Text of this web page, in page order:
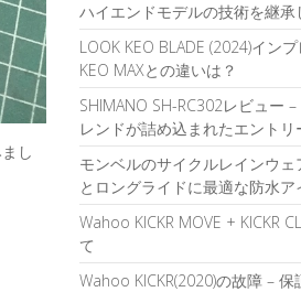
し
ハイエンドモデルの技術を継承
LOOK KEO BLADE (2024)イン
KEO MAXとの違いは？
SHIMANO SH-RC302レビュー
レンドが詰め込まれたエントリ
モンベルのサイクルレインウェ
とロングライドに最適な防水ア
Wahoo KICKR MOVE + KICKR
て
Wahoo KICKR(2020)の故障 –